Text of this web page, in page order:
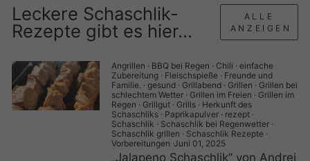
Leckere Schaschlik-
Rezepte gibt es hier...
ALLE
ANZEIGEN
Angrillen · BBQ bei Regen · Chili · einfache
Zubereitung· Fleischspieße· Freunde und
Familie. · gesund· Grillabend· Grillen · Grillen bei
schlechtem Wetter· Grillen im Freien · Grillen im
Regen · Grillgut· Grills· Herkunft des
Schaschliks· Paprikapulver· rezept·
Schaschlik · Schaschlik bei Regenwetter·
Schaschlik grillen · Schaschlik Rezepte·
Vorbereitungen ·Juni 01, 2025
„Jalapeno Schaschlik“ von Andrej